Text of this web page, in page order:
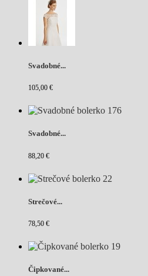
Svadobné...
105,00 €
Svadobné...
88,20 €
Strečové...
78,50 €
Čipkované...